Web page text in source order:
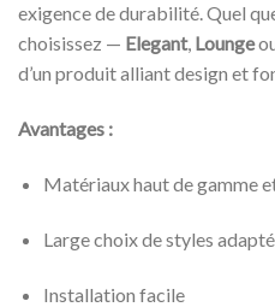
exigence de durabilité. Quel
choisissez — Elegant, Lounge
d’un produit alliant design et
Avantages :
Matériaux haut de gamme
Large choix de styles
Installation facile